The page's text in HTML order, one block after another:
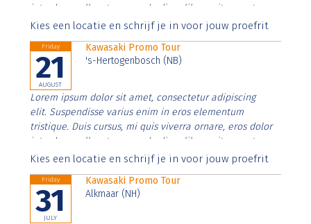
interdum nulla, ut commodo diam libero vitae erat.
Aenean faucibus nibh et justo cursus id rutrum lorem
Kies een locatie en schrijf je in voor jouw proefrit
Friday
21
AUGUST
Kawasaki Promo Tour
's-Hertogenbosch (NB)
Lorem ipsum dolor sit amet, consectetur adipiscing
elit. Suspendisse varius enim in eros elementum
tristique. Duis cursus, mi quis viverra ornare, eros dolor
interdum nulla, ut commodo diam libero vitae erat.
Aenean faucibus nibh et justo cursus id rutrum lorem
Kies een locatie en schrijf je in voor jouw proefrit
Friday
31
JULY
Kawasaki Promo Tour
Alkmaar (NH)